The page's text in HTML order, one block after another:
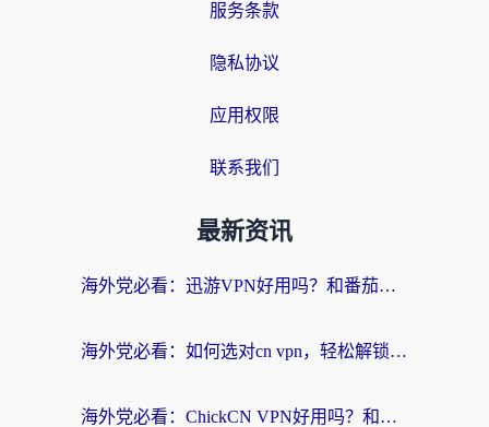
服务条款
隐私协议
应用权限
联系我们
最新资讯
海外党必看：迅游VPN好用吗？和番茄加速器VPN对比哪个回国效果更好？
海外党必看：如何选对cn vpn，轻松解锁国内影音游戏？
海外党必看：ChickCN VPN好用吗？和星河VPN对比哪个回国效果更好？附真实体验+避坑指南